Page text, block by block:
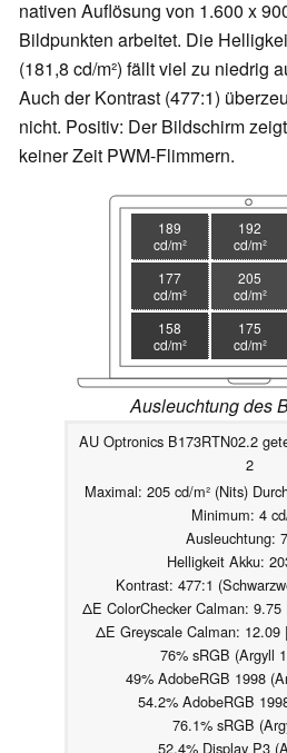
nativen Auflösung von 1.600 x
Bildpunkten arbeitet. Die
(181,8 cd/m²) fällt viel zu niedrig
Auch der Kontrast (477:1)
nicht. Positiv: Der Bildschirm
keiner Zeit PWM-Flimmern.
189
cd/m²
192
cd/m²
177
cd/m²
205
cd/m²
158
cd/m²
175
cd/m²
Ausleuchtung des
AU Optronics B173RTN02.2
2
Maximal: 205 cd/m² (Nits)
Minimum: 4
Ausleuchtung:
Helligkeit Akku:
Kontrast: 477:1
ΔE ColorChecker Calman:
ΔE Greyscale Calman:
76% sRGB (Argyll
49% AdobeRGB 1998
54.2% AdobeRGB
76.1% sRGB
52.4% Display P3